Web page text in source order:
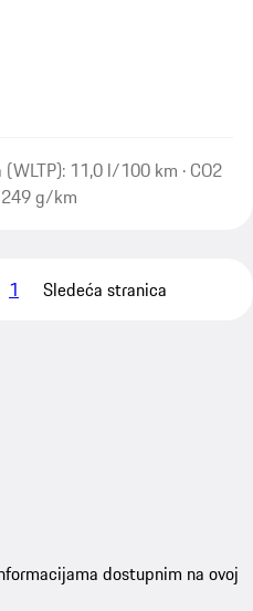
11,0 l/100 km · CO2
249 g/km
1 Sledeća stranica
dostupnim na ovoj